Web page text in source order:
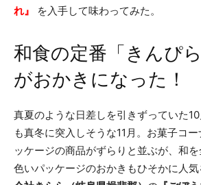
れ』
を入手して味わってみた。
和食の定番「きんぴら
がおかきになった！
真夏のような日差しを引きずっていた
も真冬に突入しそうな11月。お菓子コ
ッケージの商品がずらりと並ぶが、和
色いパッケージのおかきもひそかに人気